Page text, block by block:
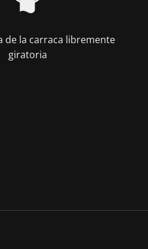
de la carraca libremente
giratoria